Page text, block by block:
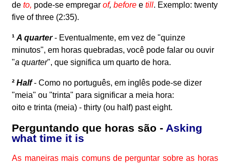
deto, pode-se empregarof,before e till. Exemplo:twenty
five of three (2:35).
¹ A quarter- Eventualmente, em vez de "quinze
minutos", em horas quebradas, você pode falar ou ouvir
"a quarter", que significa um quarto de hora.
²Half- Como no português, em inglês pode-se dizer
"meia" ou "trinta" para significar a meia hora:
oito e trinta (meia) - thirty (ou half) past eight.
Perguntando que horas são - Asking
what time it is
As maneiras mais comuns de perguntar sobre as horas